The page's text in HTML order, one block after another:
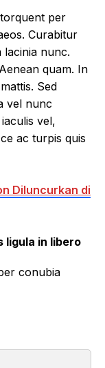
per
Curabitur
lacinia nunc.
quam. In
Sed
vel nunc
vel,
ac turpis quis
Diluncurkan di
ligula in libero
conubia